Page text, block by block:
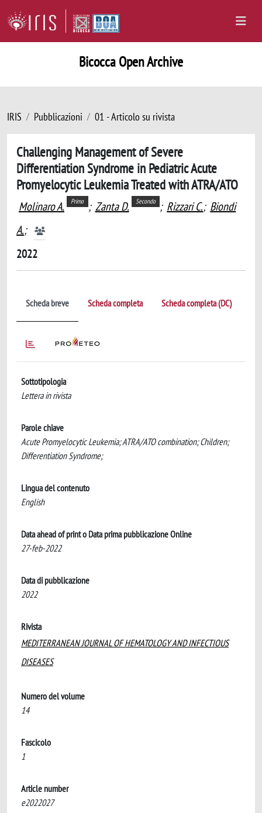
Bicocca Open Archive
IRIS Pubblicazioni 01 - Articolo su rivista
Challenging Management of Severe
Differentiation Syndrome in Pediatric Acute
Promyelocytic Leukemia Treated with ATRA/ATO
Molinaro A. Primo ; Zanta D. Secondo ; Rizzari C.; Biondi
A.;
2022
Scheda breve Scheda completa Scheda completa (DC)
Sottotipologia
Lettera in rivista
Parole chiave
Acute Promyelocytic Leukemia; ATRA/ATO combination; Children;
Differentiation Syndrome;
Lingua del contenuto
English
Data ahead of print o Data prima pubblicazione Online
27-feb-2022
Data di pubblicazione
2022
Rivista
MEDITERRANEAN JOURNAL OF HEMATOLOGY AND INFECTIOUS
DISEASES
Numero del volume
14
Fascicolo
1
Article number
e2022027